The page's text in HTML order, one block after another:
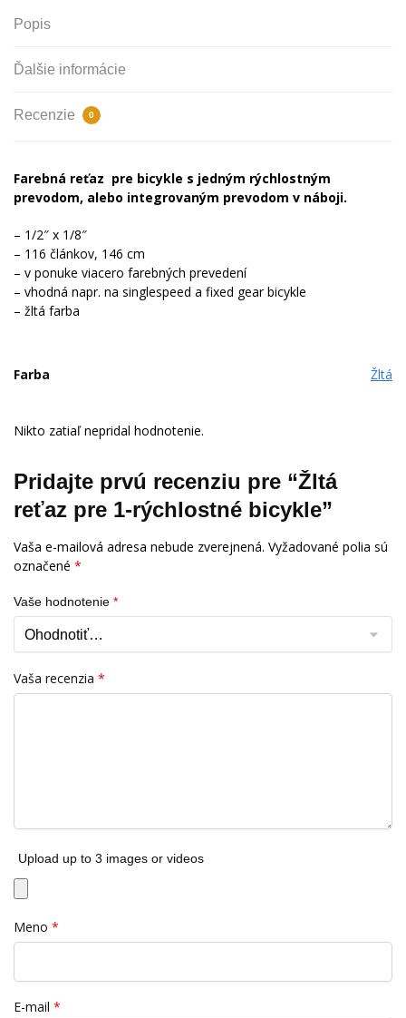
Popis
Ďalšie informácie
Recenzie 0
Farebná reťaz pre bicykle s jedným rýchlostným
prevodom, alebo integrovaným prevodom v náboji.
– 1/2″ x 1/8″
– 116 článkov, 146 cm
– v ponuke viacero farebných prevedení
– vhodná napr. na singlespeed a fixed gear bicykle
– žltá farba
Farba Žltá
Nikto zatiaľ nepridal hodnotenie.
Pridajte prvú recenziu pre “Žltá
reťaz pre 1-rýchlostné bicykle”
Vaša e-mailová adresa nebude zverejnená. Vyžadované polia sú
označené *
Vaše hodnotenie *
Vaša recenzia *
Upload up to 3 images or videos
Meno *
E-mail *